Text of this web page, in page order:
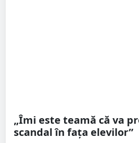
„Îmi este teamă că va
scandal în fața elevilor”